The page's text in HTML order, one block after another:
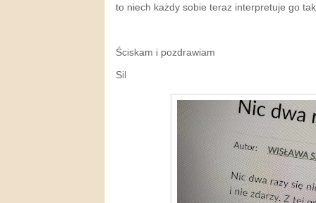
to niech każdy sobie teraz interpretuje go
Ściskam i pozdrawiam
Sil